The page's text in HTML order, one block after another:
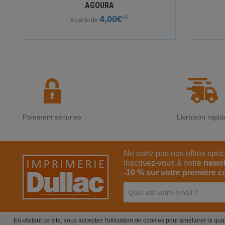
AGOURA
A partir de 4,00€HT
En visitant ce site, vous acceptez l'utilisation de cookies pour améliorer la
Paiement sécurisé Livraison
Ne ratez pas nos offres
Inscrivez-vous à notre
-10 % sur votre première